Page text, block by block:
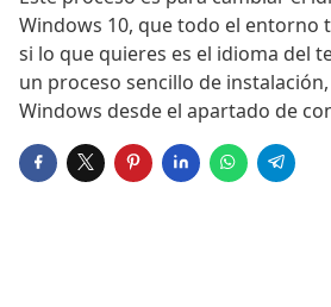
Windows 10, que todo el entorno
si lo que quieres es el idioma del
un proceso sencillo de
Windows desde el apartado de